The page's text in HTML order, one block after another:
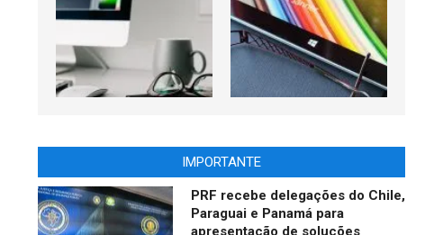
IMPORTANTE
PRF recebe delegações do Chile,
Paraguai e Panamá para
apresentação de soluções